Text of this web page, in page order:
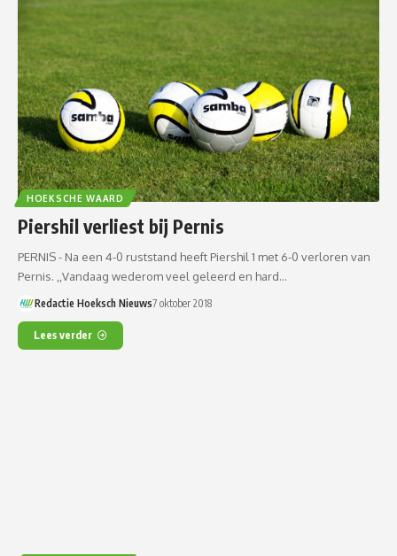
HOEKSCHE WAARD
Piershil verliest bij Pernis
PERNIS - Na een 4-0 ruststand heeft Piershil 1 met 6-0 verloren van
Pernis. ,,Vandaag wederom veel geleerd en hard…
Redactie Hoeksch Nieuws7 oktober 2018
Lees verder